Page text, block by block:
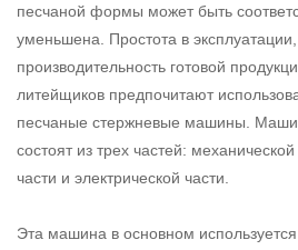
песчаной формы может быть
уменьшена. Простота в
производительность готовой
литейщиков предпочитают
песчаные стержневые машины.
состоят из трех частей:
части и электрической части.
Эта машина в основном используется